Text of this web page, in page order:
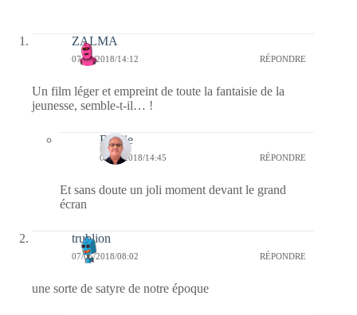
ZALMA
07/05/2018/14:12 RÉPONDRE
Un film léger et empreint de toute la fantaisie de la
jeunesse, semble-t-il… !
Bernie
08/05/2018/14:45 RÉPONDRE
Et sans doute un joli moment devant le grand
écran
trublion
07/05/2018/08:02 RÉPONDRE
une sorte de satyre de notre époque